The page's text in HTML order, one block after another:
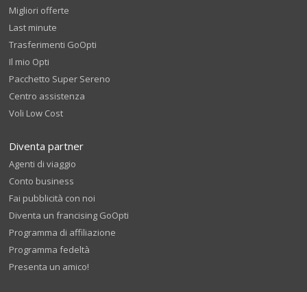
Migliori offerte
Last minute
Trasferimenti GoOpti
Il mio Opti
Pacchetto Super Sereno
Centro assistenza
Voli Low Cost
Diventa partner
Agenti di viaggio
Conto business
Fai pubblicità con noi
Diventa un francising GoOpti
Programma di affiliazione
Programma fedeltà
Presenta un amico!